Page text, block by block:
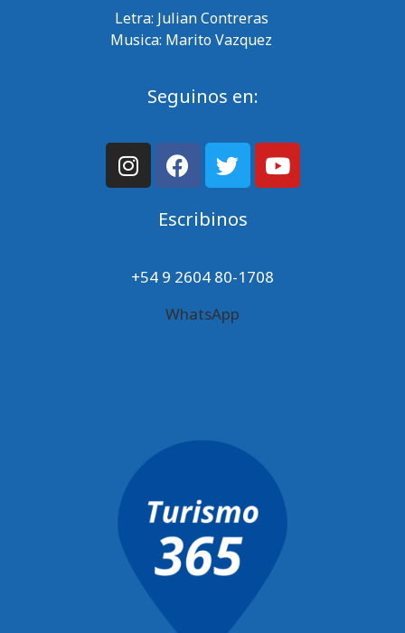
Letra: Julian Contreras
Musica: Marito Vazquez
Seguinos en:
Escribinos
+54 9 2604 80-1708
WhatsApp